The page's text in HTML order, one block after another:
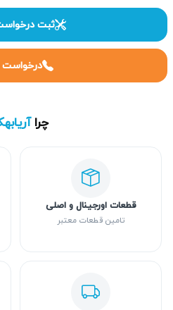
ثبت
چرا
قطعات اورجینال و اصلی
تامین قطعات معتبر